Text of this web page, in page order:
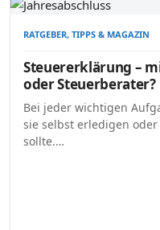
RATGEBER, TIPPS & MAGAZIN
Steuererklärung –
oder Steuerberater?
Bei jeder wichtigen
sie selbst erledigen
sollte.…